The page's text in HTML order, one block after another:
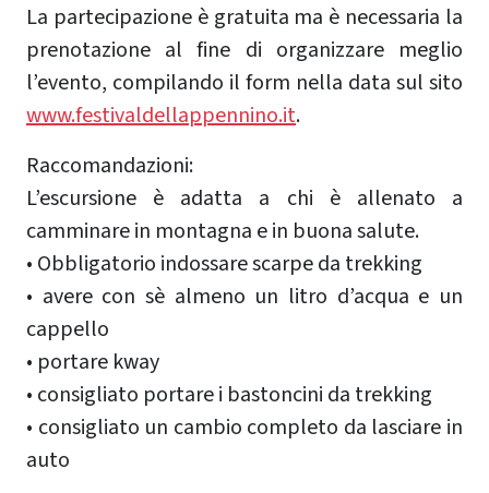
La partecipazione è gratuita ma è necessaria la
prenotazione al fine di organizzare meglio
l’evento, compilando il form nella data sul sito
www.festivaldellappennino.it.
Raccomandazioni:
L’escursione è adatta a chi è allenato a
camminare in montagna e in buona salute.
• Obbligatorio indossare scarpe da trekking
• avere con sè almeno un litro d’acqua e un
cappello
• portare kway
• consigliato portare i bastoncini da trekking
• consigliato un cambio completo da lasciare in
auto